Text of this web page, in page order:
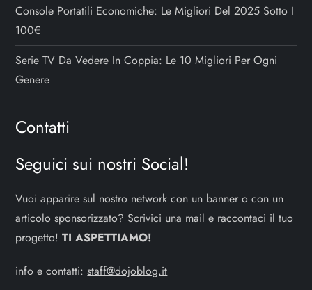
Console Portatili Economiche: Le Migliori Del 2025 Sotto I
100€
Serie TV Da Vedere In Coppia: Le 10 Migliori Per Ogni
Genere
Contatti
Seguici sui nostri Social!
Vuoi apparire sul nostro network con un banner o con un
articolo sponsorizzato? Scrivici una mail e raccontaci il tuo
progetto!TI ASPETTIAMO!
info e contatti:staff@dojoblog.it